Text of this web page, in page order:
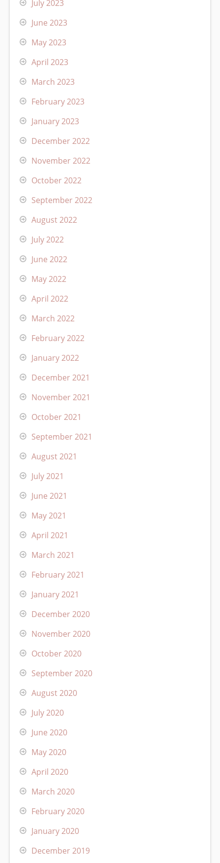
July 2023
June 2023
May 2023
April 2023
March 2023
February 2023
January 2023
December 2022
November 2022
October 2022
September 2022
August 2022
July 2022
June 2022
May 2022
April 2022
March 2022
February 2022
January 2022
December 2021
November 2021
October 2021
September 2021
August 2021
July 2021
June 2021
May 2021
April 2021
March 2021
February 2021
January 2021
December 2020
November 2020
October 2020
September 2020
August 2020
July 2020
June 2020
May 2020
April 2020
March 2020
February 2020
January 2020
December 2019